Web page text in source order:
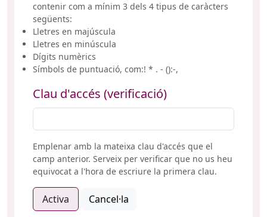
contenir com a mínim 3 dels 4 tipus de caràcters
següents:
Lletres en majúscula
Lletres en minúscula
Dígits numèrics
Símbols de puntuació, com:! * . - ():-,
Clau d'accés (verificació)
Emplenar amb la mateixa clau d'accés que el
camp anterior. Serveix per verificar que no us heu
equivocat a l'hora de escriure la primera clau.